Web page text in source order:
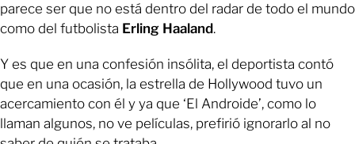
parece ser que no está dentro del radar de todo el mundo
como del futbolista Erling Haaland.
Y es que en una confesión insólita, el deportista contó
que en una ocasión, la estrella de Hollywood tuvo un
acercamiento con él y ya que ‘El Androide’, como lo
llaman algunos, no ve películas, prefirió ignorarlo al no